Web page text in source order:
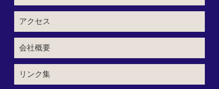
アクセス
会社概要
リンク集